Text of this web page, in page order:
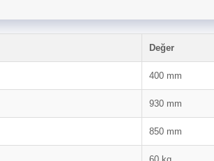
Değer
400 mm
930 mm
850 mm